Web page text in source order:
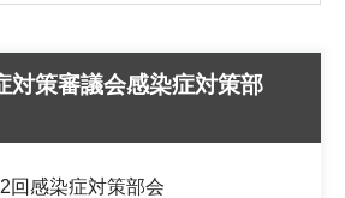
対策審議会感染症対策部
回感染症対策部会